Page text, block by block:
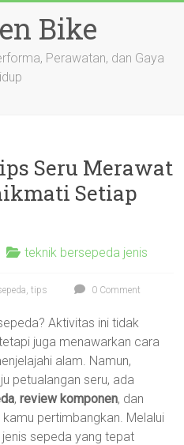
Bike
Perawatan, dan Gaya
Seru Merawat
Setiap
teknik bersepeda jenis
,tips 0 Comment
Aktivitas ini tidak
juga menawarkan cara
alam. Namun,
petualangan seru, ada
,review komponen, dan
kamu pertimbangkan. Melalui
sepeda yang tepat